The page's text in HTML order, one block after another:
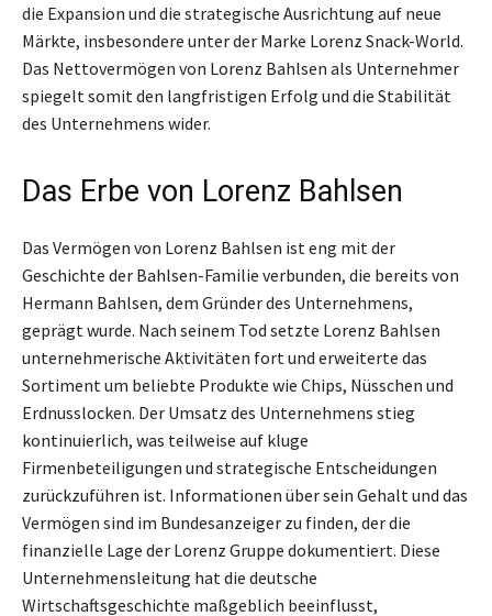
die Expansion und die strategische Ausrichtung auf neue
Märkte, insbesondere unter der Marke Lorenz Snack-World.
Das Nettovermögen von Lorenz Bahlsen als Unternehmer
spiegelt somit den langfristigen Erfolg und die Stabilität
des Unternehmens wider.
Das Erbe von Lorenz Bahlsen
Das Vermögen von Lorenz Bahlsen ist eng mit der
Geschichte der Bahlsen-Familie verbunden, die bereits von
Hermann Bahlsen, dem Gründer des Unternehmens,
geprägt wurde. Nach seinem Tod setzte Lorenz Bahlsen
unternehmerische Aktivitäten fort und erweiterte das
Sortiment um beliebte Produkte wie Chips, Nüsschen und
Erdnusslocken. Der Umsatz des Unternehmens stieg
kontinuierlich, was teilweise auf kluge
Firmenbeteiligungen und strategische Entscheidungen
zurückzuführen ist. Informationen über sein Gehalt und das
Vermögen sind im Bundesanzeiger zu finden, der die
finanzielle Lage der Lorenz Gruppe dokumentiert. Diese
Unternehmensleitung hat die deutsche
Wirtschaftsgeschichte maßgeblich beeinflusst,